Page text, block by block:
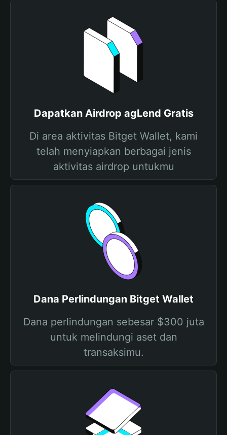
Dapatkan Airdrop agLend Gratis
Di area aktivitas Bitget Wallet, kami
telah menyiapkan berbagai jenis
aktivitas airdrop untukmu
Dana Perlindungan Bitget Wallet
Dana perlindungan sebesar $300 juta
untuk melindungi aset dan
transaksimu.